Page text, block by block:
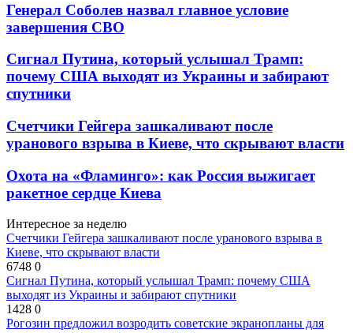
Генерал Соболев назвал главное условие
завершения СВО
Сигнал Путина, который услышал Трамп:
почему США выходят из Украины и забирают
спутники
Счетчики Гейгера зашкаливают после
уранового взрыва в Киеве, что скрывают власти
Охота на «Фламинго»: как Россия выжигает
ракетное сердце Киева
Интересное за неделю
Счетчики Гейгера зашкаливают после уранового взрыва в
Киеве, что скрывают власти
6748 0
Сигнал Путина, который услышал Трамп: почему США
выходят из Украины и забирают спутники
1428 0
Рогозин предложил возродить советские экранопланы для